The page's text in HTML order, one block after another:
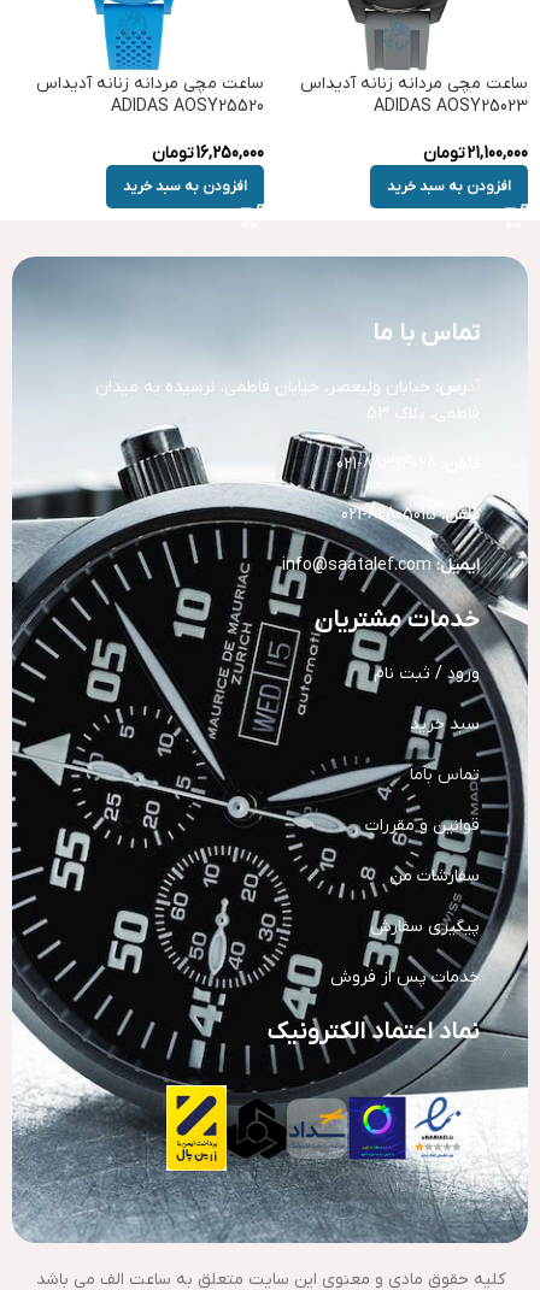
ساعت مچی مردانه زنانه آدیداس
ADIDAS AOSY25023
21,100,000تومان
افزودن به سبد خرید
ساعت مچی مردانه زنانه آدیداس
ADIDAS AOSY25520
16,250,000تومان
افزودن به سبد خرید
تماس با ما
رس: خیابان ولیعصر، خیابان فاطمی، نرسیده به میدان
فاطمی، پلاک 53
تلفن:82805015-021
ایمیل: info@saatalef.com
خدمات مشتریان
ورود / ثبت نام
سبد خرید
تماس باما
قوانین و مقررات
سفارشات من
پیگیری سفارش
خدمات پس از فروش
نماد اعتماد الکترونیک
کلیه حقوق مادی و معنوی این سایت متعلق به ساعت الف می باشد